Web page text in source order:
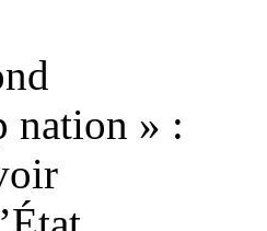
nation » :